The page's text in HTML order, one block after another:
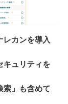
レカンを導入
キュリティを
索」も含めて